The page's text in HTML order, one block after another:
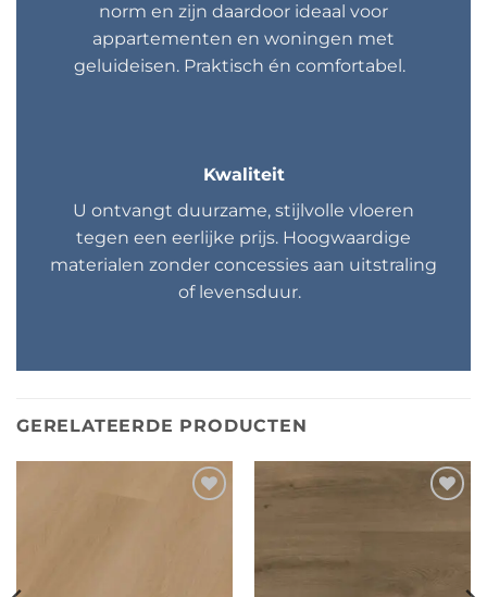
norm en zijn daardoor ideaal voor
appartementen en woningen met
geluideisen. Praktisch én comfortabel.
Kwaliteit
U ontvangt duurzame, stijlvolle vloeren
tegen een eerlijke prijs. Hoogwaardige
materialen zonder concessies aan uitstraling
of levensduur.
GERELATEERDE PRODUCTEN